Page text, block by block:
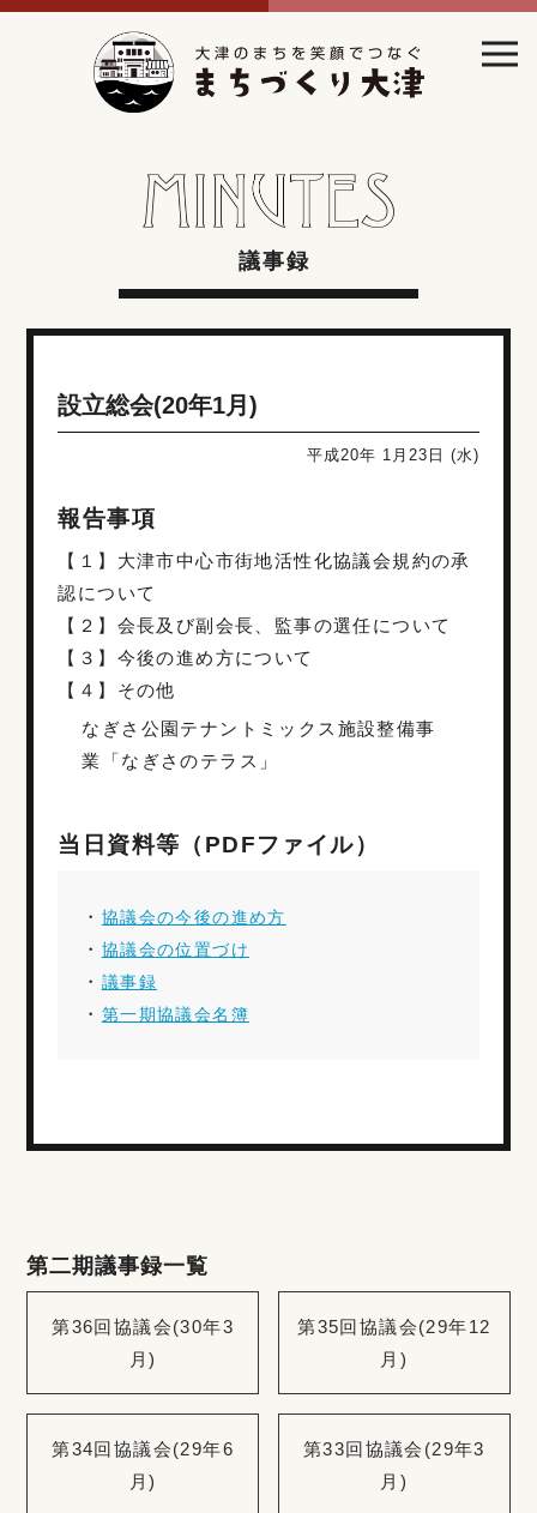
議事録
設立総会(20年1月)
平成20年 1月23日 (水)
報告事項
【１】大津市中心市街地活性化協議会規約の承
認について
【２】会長及び副会長、監事の選任について
【３】今後の進め方について
【４】その他
なぎさ公園テナントミックス施設整備事
業「なぎさのテラス」
当日資料等（PDFファイル）
・ 協議会の今後の進め方
・ 協議会の位置づけ
・ 議事録
・ 第一期協議会名簿
第二期議事録一覧
第36回協議会(30年3
月)
第35回協議会(29年12
月)
第34回協議会(29年6
月)
第33回協議会(29年3
月)